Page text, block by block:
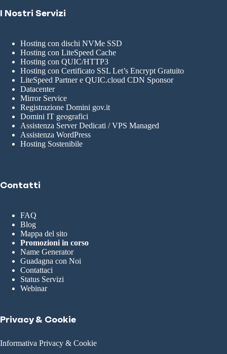
I Nostri Servizi
Hosting con dischi NVMe SSD
Hosting con LiteSpeed Cache
Hosting con QUIC/HTTP3
Hosting con Certificato SSL Let’s Encrypt Gratuito
LiteSpeed Partner e QUIC.cloud CDN Sponsor
Datacenter
Mirror Service
Registrazione Domini gov.it
Domini IT geografici
Assistenza Server Dedicati / VPS Managed
Assistenza WordPress
Hosting Sostenibile
Contatti
FAQ
Blog
Mappa del sito
Promozioni in corso
Name Generator
Guadagna con Noi
Contattaci
Status Servizi
Webinar
Privacy & Cookie
Informativa Privacy & Cookie